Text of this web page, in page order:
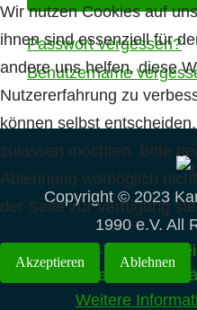
Passwort vergessen?
Benutzername
Copyright © 2023
1990 e.V. All
Unser
Wir nutzen Cookies auf
ihnen sind essenziell für
andere uns helfen, diese
Nutzererfahrung zu
können selbst
zulassen möchten. Bitte
Ablehnung womöglich
der Seite zur Verfügung
Akzeptieren Ablehnen
Weitere